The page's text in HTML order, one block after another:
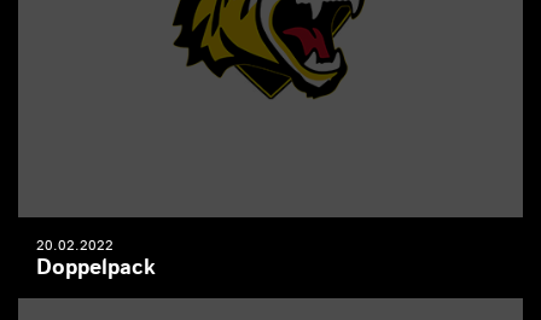
20.02.2022
Doppelpack